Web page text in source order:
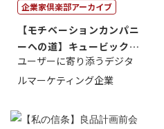
企業家倶楽部アーカイブ
【モチベーションカンパニ
ーへの道】キュービック代
表取締役CE...
ユーザーに寄り添うデジタ
ルマーケティング企業